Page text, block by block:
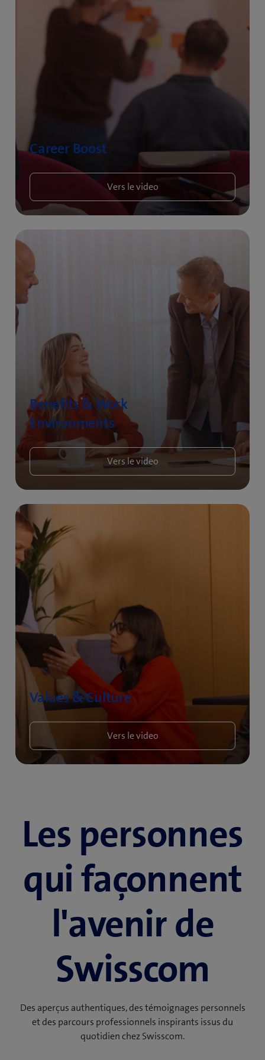
Career Boost
Vers le video
Benefits & Work
Environments
Vers le video
Values & Culture
Vers le video
Les personnes
qui façonnent
l'avenir de
Swisscom
Des aperçus authentiques, des témoignages personnels
et des parcours professionnels inspirants issus du
quotidien chez Swisscom.